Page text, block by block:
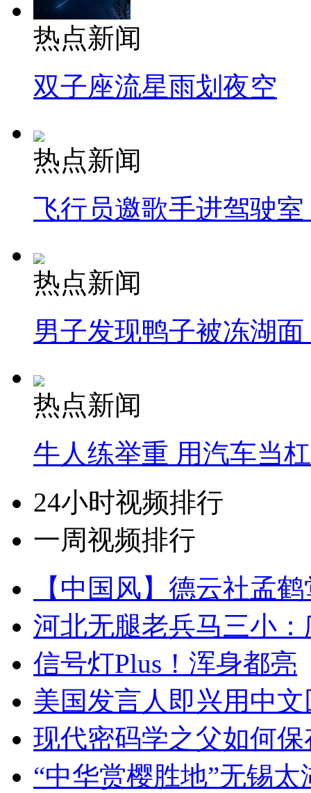
热点新闻
双子座流星雨划夜空
热点新闻
飞行员邀歌手进驾驶
热点新闻
男子发现鸭子被冻湖
热点新闻
牛人练举重 用汽车当
24小时视频排行
一周视频排行
【中国风】德云社孟
河北无腿老兵马三小
信号灯Plus！浑身都亮
美国发言人即兴用中
现代密码学之父如何
“中华赏樱胜地”无锡